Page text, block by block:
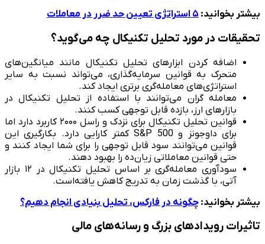
بیشتر بخوانید: ۵ استراتژی تعیین حد ضرر در معاملات
تحقیقات در مورد تحلیل تکنیکال چه می‌گوید؟
اضافه‌ کردن ابزارهای تحلیل تکنیکال مانند میانگین‌های
متحرک به قوانین سرمایه‌گذاری، می‌تواند نسبت به سایر
استراتژی‌های معامله‌گری برتری ایجاد کند.
معامله گران می‌توانند با استفاده از تحلیل تکنیکال در
بازارهای ارز، بازده قابل توجهی کسب کنند.
قوانین تحلیل تکنیکال برای نزدک و راسل ۲۰۰۰ کاربرد دارد اما
برای داوجونز و S&P 500 کمتر کارایی دارد. بکارگیری این
قوانین می‌توانند سود قابل توجهی را برای شما ایجاد کنند و
حتی قوانین معاملاتی زیان‌ده را بهبود دهند.
سود‌آوری معامله‌گری بر اساس تحلیل تکنیکال در ۱۲ بازار
آتی، با گذشت زمان به تدریج کاهش یافته‌است.
بیشتر بخوانید: چگونه در فارکس، تحلیل بنیادی انجام دهیم؟
تاثیرات رویدادهای بزرگ و رسانه‌های مالی